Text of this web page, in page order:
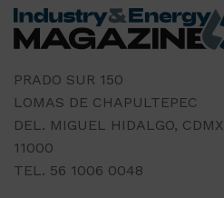
PRADO SUR 150
LOMAS DE CHAPULTEPEC
DEL. MIGUEL HIDALGO, CDMX
11000
TEL. 56 1006 0048